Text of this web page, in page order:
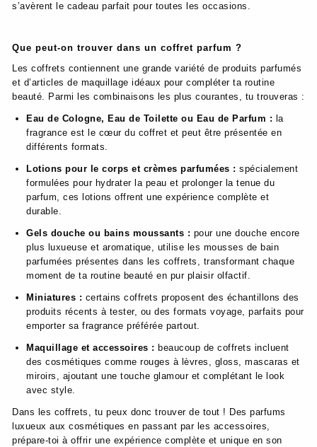
s’avèrent le cadeau parfait pour toutes les occasions.
Que peut-on trouver dans un coffret parfum ?
Les coffrets contiennent une grande variété de produits parfumés
et d’articles de maquillage idéaux pour compléter ta routine
beauté. Parmi les combinaisons les plus courantes, tu trouveras :
Eau de Cologne, Eau de Toilette ou Eau de Parfum : la
fragrance est le cœur du coffret et peut être présentée en
différents formats.
Lotions pour le corps et crèmes parfumées : spécialement
formulées pour hydrater la peau et prolonger la tenue du
parfum, ces lotions offrent une expérience complète et
durable.
Gels douche ou bains moussants : pour une douche encore
plus luxueuse et aromatique, utilise les mousses de bain
parfumées présentes dans les coffrets, transformant chaque
moment de ta routine beauté en pur plaisir olfactif.
Miniatures : certains coffrets proposent des échantillons des
produits récents à tester, ou des formats voyage, parfaits pour
emporter sa fragrance préférée partout.
Maquillage et accessoires : beaucoup de coffrets incluent
des cosmétiques comme rouges à lèvres, gloss, mascaras et
miroirs, ajoutant une touche glamour et complétant le look
avec style.
Dans les coffrets, tu peux donc trouver de tout ! Des parfums
luxueux aux cosmétiques en passant par les accessoires,
prépare-toi à offrir une expérience complète et unique en son